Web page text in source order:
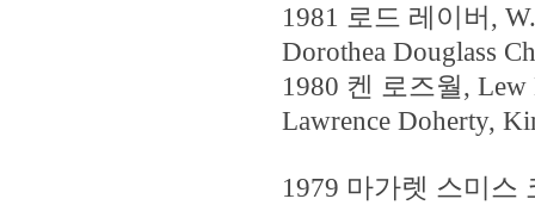
1981 로드 레이버,
Dorothea Douglass
1980 켄 로즈월, Lew
Lawrence Doherty,
1979 마가렛 스미스